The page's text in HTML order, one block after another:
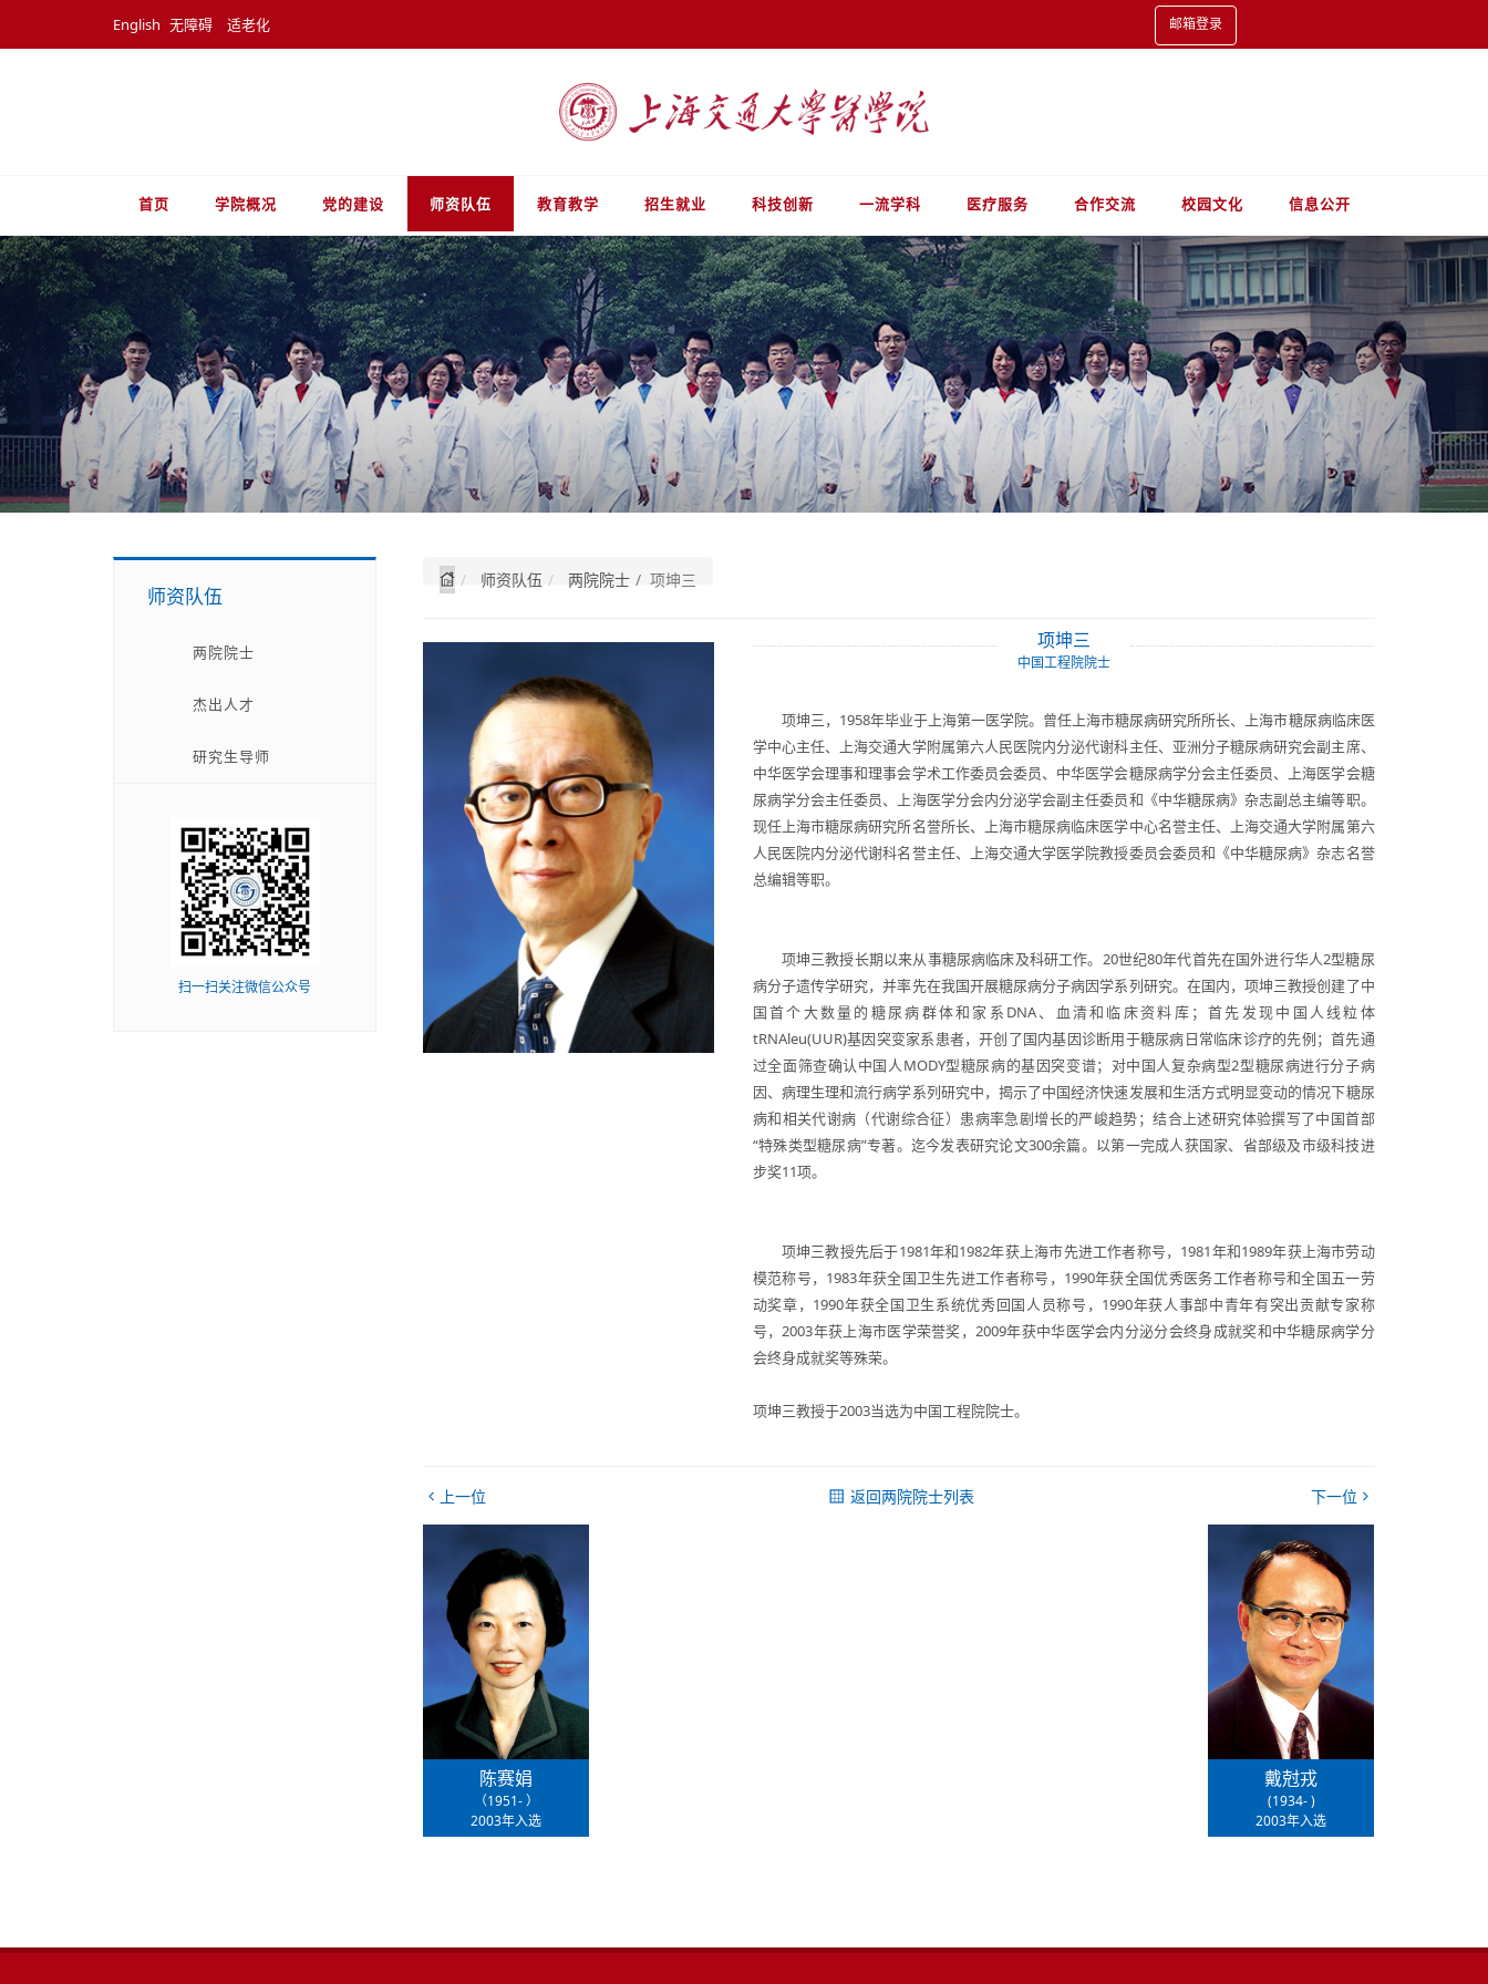
English 无障碍 适老化 邮箱登录
首页 学院概况 党的建设 师资队伍 教育教学 招生就业 科技创新 一流学科 医疗服务 合作交流 校园文化 信息公开
师资队伍 两院院士 / 项坤三
项坤三
中国工程院院士
项坤三，1958年毕业于上海第一医学院。曾任上海市糖尿病研究所所长、上海市糖尿病临床医
学中心主任、上海交通大学附属第六人民医院内分泌代谢科主任、亚洲分子糖尿病研究会副主席、
中华医学会理事和理事会学术工作委员会委员、中华医学会糖尿病学分会主任委员、上海医学会糖
尿病学分会主任委员、上海医学分会内分泌学会副主任委员和《中华糖尿病》杂志副总主编等职。
现任上海市糖尿病研究所名誉所长、上海市糖尿病临床医学中心名誉主任、上海交通大学附属第六
人民医院内分泌代谢科名誉主任、上海交通大学医学院教授委员会委员和《中华糖尿病》杂志名誉
总编辑等职。
项坤三教授长期以来从事糖尿病临床及科研工作。20世纪80年代首先在国外进行华人2型糖尿
病分子遗传学研究，并率先在我国开展糖尿病分子病因学系列研究。在国内，项坤三教授创建了中
国首个大数量的糖尿病群体和家系DNA、血清和临床资料库；首先发现中国人线粒体
tRNAleu(UUR)基因突变家系患者，开创了国内基因诊断用于糖尿病日常临床诊疗的先例；首先通
过全面筛查确认中国人MODY型糖尿病的基因突变谱；对中国人复杂病型2型糖尿病进行分子病
因、病理生理和流行病学系列研究中，揭示了中国经济快速发展和生活方式明显变动的情况下糖尿
病和相关代谢病（代谢综合征）患病率急剧增长的严峻趋势；结合上述研究体验撰写了中国首部
“特殊类型糖尿病”专著。迄今发表研究论文300余篇。以第一完成人获国家、省部级及市级科技进
步奖11项。
项坤三教授先后于1981年和1982年获上海市先进工作者称号，1981年和1989年获上海市劳动
模范称号，1983年获全国卫生先进工作者称号，1990年获全国优秀医务工作者称号和全国五一劳
动奖章，1990年获全国卫生系统优秀回国人员称号，1990年获人事部中青年有突出贡献专家称
号，2003年获上海市医学荣誉奖，2009年获中华医学会内分泌分会终身成就奖和中华糖尿病学分
会终身成就奖等殊荣。
项坤三教授于2003当选为中国工程院院士。
上一位
陈赛娟
（1951- ）
2003年入选
返回两院院士列表 下一位
戴尅戎
(1934- )
2003年入选
师资队伍
两院院士
杰出人才
研究生导师
扫一扫关注微信公众号